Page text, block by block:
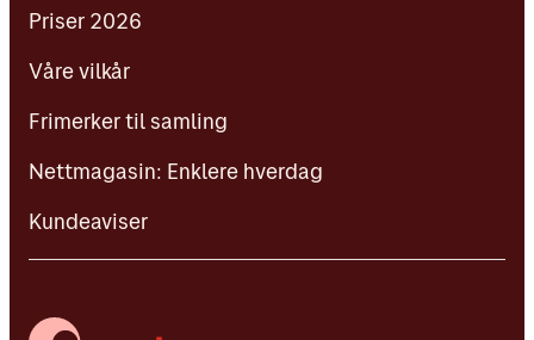
Priser 2026
Våre vilkår
Frimerker til samling
Nettmagasin: Enklere hverdag
Kundeaviser